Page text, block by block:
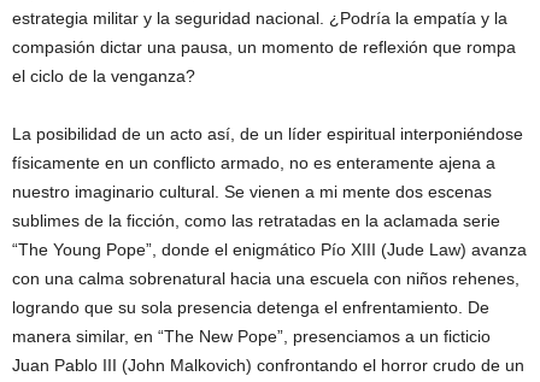
estrategia militar y la seguridad nacional. ¿Podría la empatía y la
compasión dictar una pausa, un momento de reflexión que rompa
el ciclo de la venganza?
La posibilidad de un acto así, de un líder espiritual interponiéndose
físicamente en un conflicto armado, no es enteramente ajena a
nuestro imaginario cultural. Se vienen a mi mente dos escenas
sublimes de la ficción, como las retratadas en la aclamada serie
“The Young Pope”, donde el enigmático Pío XIII (Jude Law) avanza
con una calma sobrenatural hacia una escuela con niños rehenes,
logrando que su sola presencia detenga el enfrentamiento. De
manera similar, en “The New Pope”, presenciamos a un ficticio
Juan Pablo III (John Malkovich) confrontando el horror crudo de un